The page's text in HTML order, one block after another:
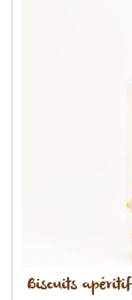
Biscuits